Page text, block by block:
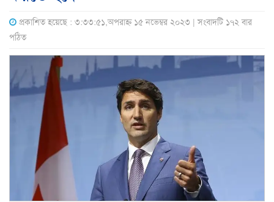
প্রকাশিত হয়েছে : ৩:৩৩:৫১,অপরাহ্ন ১৫ নভেম্বর ২০২৩ | সংবাদটি ১৭২ বার
পঠিত